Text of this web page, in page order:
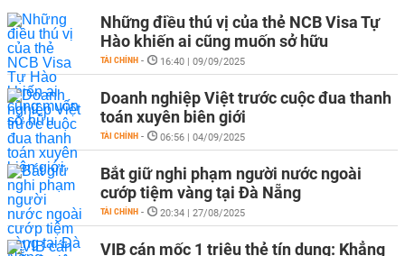
Những điều thú vị của thẻ NCB Visa Tự
Hào khiến ai cũng muốn sở hữu
TÀI CHÍNH - 16:40 | 09/09/2025
Doanh nghiệp Việt trước cuộc đua thanh
toán xuyên biên giới
TÀI CHÍNH - 06:56 | 04/09/2025
Bắt giữ nghi phạm người nước ngoài
cướp tiệm vàng tại Đà Nẵng
TÀI CHÍNH - 20:34 | 27/08/2025
VIB cán mốc 1 triệu thẻ tín dụng: Khẳng